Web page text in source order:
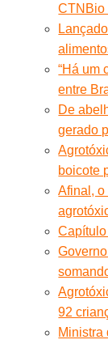
CTNBio
“Há um
entre
De
gerado
boicote
Afinal, o
92
Ministra